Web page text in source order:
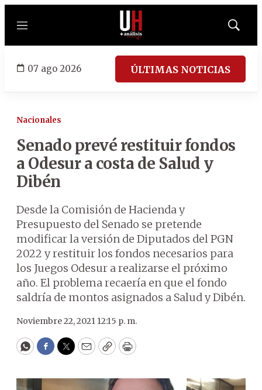
Menú
Mostrar
07 ago 2026 ÚLTIMAS NOTICIAS
Nacionales
Senado prevé restituir fondos
a Odesur a costa de Salud y
Dibén
Desde la Comisión de Hacienda y
Presupuesto del Senado se pretende
modificar la versión de Diputados del PGN
2022 y restituir los fondos necesarios para
los Juegos Odesur a realizarse el próximo
año. El problema recaería en que el fondo
saldría de montos asignados a Salud y Dibén.
Noviembre 22, 2021 12:15 p. m.
WhatsApp
Facebook
Twitter
EmailCopyPrint